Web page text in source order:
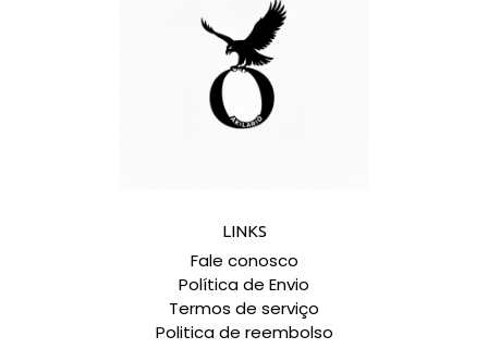
LINKS
Fale conosco
Política de Envio
Termos de serviço
Politica de reembolso